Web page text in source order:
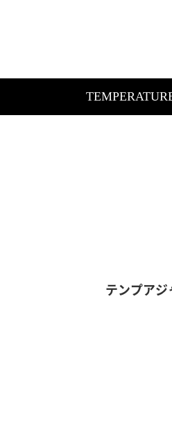
テンプアジ